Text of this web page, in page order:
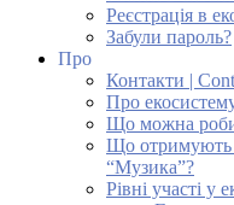
Реєстрація в
Забули пароль?
Про
Контакти |
Про
Що можна
Що отримують
“Музика”?
Рівні участі у